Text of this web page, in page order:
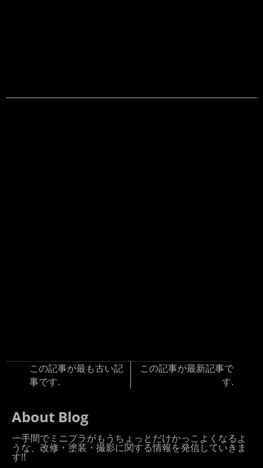
この記事が最も古い記
事です.
この記事が最新記事で
す.
About Blog
一手間でミニプラがもうちょっとだけかっこよくなるよ
うな、改修・塗装・撮影に関する情報を発信していきま
す!!